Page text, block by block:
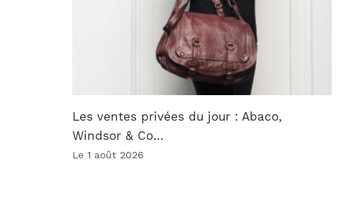
Les ventes privées du jour : Abaco,
Windsor & Co…
Le 1 août 2026